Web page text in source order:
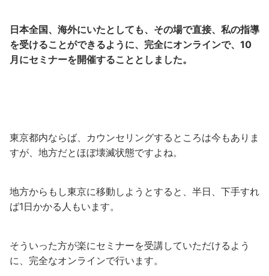
日本全国、海外にいたとしても、その場で直接、私の指導
を受けることができるように、完全にオンラインで、10
月にセミナーを開催することとしました。
東京都内ならば、カウンセリングするところは今もありま
すが、地方だとほぼ壊滅状態ですよね。
地方からもし東京に移動しようとすると、半日、下手すれ
ば1日かかる人もいます。
そういった方が楽にセミナーを受講していただけるよう
に、完全なオンラインで行います。